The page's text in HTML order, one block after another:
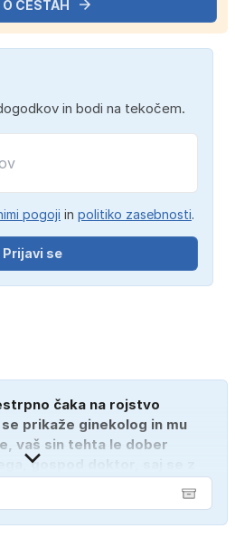
CESTAH
in bodi na tekočem.
pogoji in politiko zasebnosti.
Prijavi se
čaka na rojstvo
prikaže ginekolog in mu
vaš sin tehta le dober
gospod doktor, saj se z